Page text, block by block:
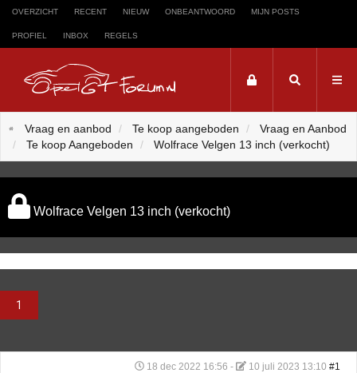
OVERZICHT RECENT NIEUW ONBEANTWOORD MIJN POSTS
PROFIEL INBOX REGELS
Trefwoord
Zoeken op trefwoord:
Vraag en aanbod Te koop aangeboden
Vraag en Aanbod
Te koop Aangeboden
Wolfrace Velgen 13 inch (verkocht)
Wolfrace Velgen 13 inch (verkocht)
1
18 dec 2022 16:56 - 10 juli 2023 13:10 #1